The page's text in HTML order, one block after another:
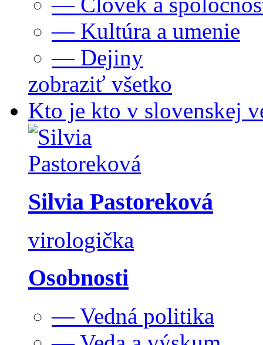
— Kultúra a umenie
— Dejiny
zobraziť všetko
Kto je kto v slovenskej
Silvia Pastoreková
virologička
Osobnosti
— Vedná politika